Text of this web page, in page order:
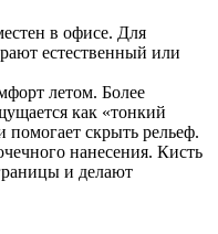
в офисе. Для
естественный или
летом. Более
как «тонкий
помогает скрыть рельеф.
нанесения. Кисть
и делают